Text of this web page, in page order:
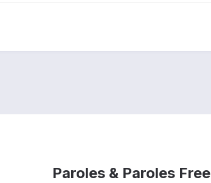
Paroles & Paroles Free